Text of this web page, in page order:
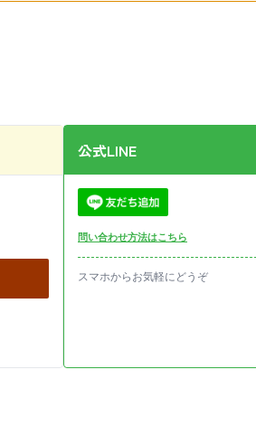
公式LINE
問い合わせ方法はこちら
スマホからお気軽にどうぞ